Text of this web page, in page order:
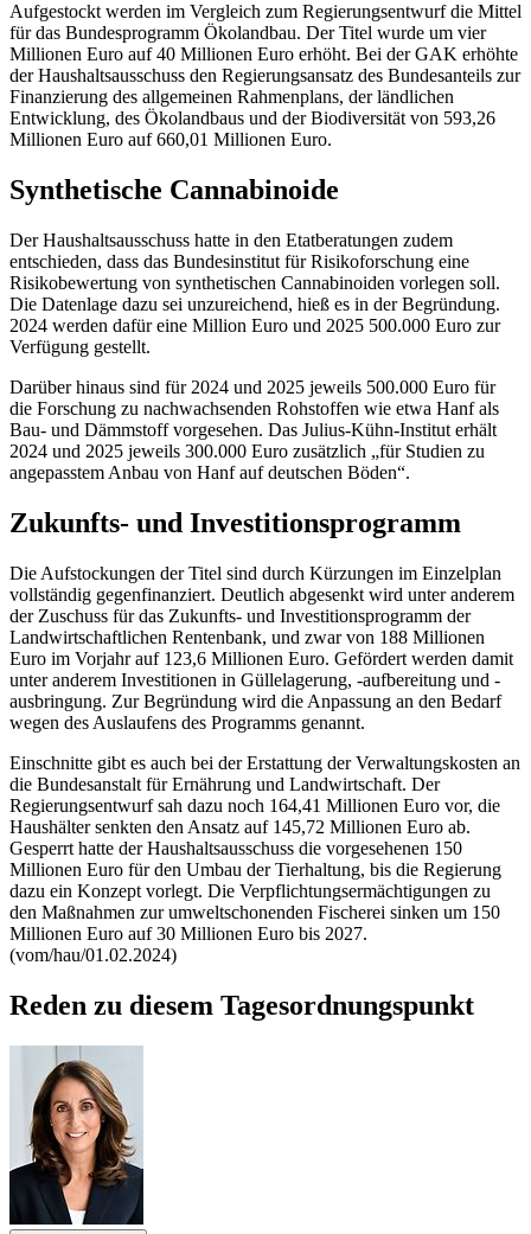
Aufgestockt werden im Vergleich zum Regierungsentwurf die Mittel
für das Bundesprogramm Ökolandbau. Der Titel wurde um vier
Millionen Euro auf 40 Millionen Euro erhöht. Bei der GAK erhöhte
der Haushaltsausschuss den Regierungsansatz des Bundesanteils zur
Finanzierung des allgemeinen Rahmenplans, der ländlichen
Entwicklung, des Ökolandbaus und der Biodiversität von 593,26
Millionen Euro auf 660,01 Millionen Euro.
Synthetische Cannabinoide
Der Haushaltsausschuss hatte in den Etatberatungen zudem
entschieden, dass das Bundesinstitut für Risikoforschung eine
Risikobewertung von synthetischen Cannabinoiden vorlegen soll.
Die Datenlage dazu sei unzureichend, hieß es in der Begründung.
2024 werden dafür eine Million Euro und 2025 500.000 Euro zur
Verfügung gestellt.
Darüber hinaus sind für 2024 und 2025 jeweils 500.000 Euro für
die Forschung zu nachwachsenden Rohstoffen wie etwa Hanf als
Bau- und Dämmstoff vorgesehen. Das Julius-Kühn-Institut erhält
2024 und 2025 jeweils 300.000 Euro zusätzlich „für Studien zu
angepasstem Anbau von Hanf auf deutschen Böden“.
Zukunfts- und Investitionsprogramm
Die Aufstockungen der Titel sind durch Kürzungen im Einzelplan
vollständig gegenfinanziert. Deutlich abgesenkt wird unter anderem
der Zuschuss für das Zukunfts- und Investitionsprogramm der
Landwirtschaftlichen Rentenbank, und zwar von 188 Millionen
Euro im Vorjahr auf 123,6 Millionen Euro. Gefördert werden damit
unter anderem Investitionen in Güllelagerung, -aufbereitung und -
ausbringung. Zur Begründung wird die Anpassung an den Bedarf
wegen des Auslaufens des Programms genannt.
Einschnitte gibt es auch bei der Erstattung der Verwaltungskosten an
die Bundesanstalt für Ernährung und Landwirtschaft. Der
Regierungsentwurf sah dazu noch 164,41 Millionen Euro vor, die
Haushälter senkten den Ansatz auf 145,72 Millionen Euro ab.
Gesperrt hatte der Haushaltsausschuss die vorgesehenen 150
Millionen Euro für den Umbau der Tierhaltung, bis die Regierung
dazu ein Konzept vorlegt. Die Verpflichtungsermächtigungen zu
den Maßnahmen zur umweltschonenden Fischerei sinken um 150
Millionen Euro auf 30 Millionen Euro bis 2027.
(vom/hau/01.02.2024)
Reden zu diesem Tagesordnungspunkt